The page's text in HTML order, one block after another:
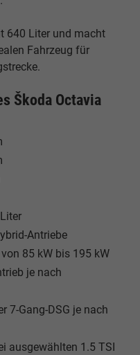
640 Liter und macht
Fahrzeug für
Škoda Octavia
Antriebe
85 kW bis 195 kW
je nach
7-Gang-DSG je nach
ausgewählten 1.5 TSI